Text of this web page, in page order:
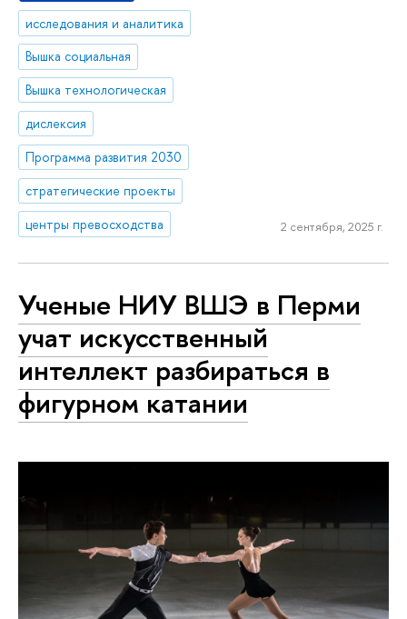
исследования и аналитика
Вышка социальная
Вышка технологическая
дислексия
Программа развития 2030
стратегические проекты
центры превосходства
2 сентября, 2025 г.
Ученые НИУ ВШЭ в Перми
учат искусственный
интеллект разбираться в
фигурном катании